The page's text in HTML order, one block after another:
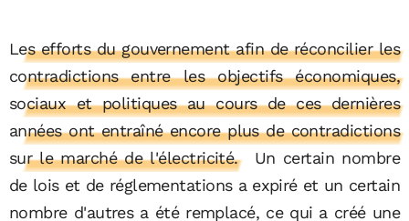
Les efforts du gouvernement afin de réconcilier les
contradictions entre les objectifs économiques,
sociaux et politiques au cours de ces dernières
années ont entraîné encore plus de contradictions
sur le marché de l'électricité.
Un certain nombre
de lois et de réglementations a expiré et un certain
nombre d'autres a été remplacé, ce qui a créé une